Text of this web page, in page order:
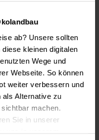
ab? Unsere sollten
kleinen digitalen
Wege und
Webseite. So können
weiter verbessern und
als Alternative zu
machen.
Sie in unserer
uns in unserem
und Balkon.
anmelden